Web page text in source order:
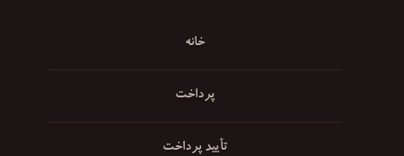
خانه
پرداخت
تأیید پرداخت